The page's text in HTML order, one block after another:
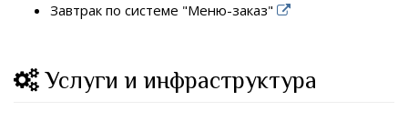
Завтрак по системе "Меню-заказ"
Услуги и инфраструктура